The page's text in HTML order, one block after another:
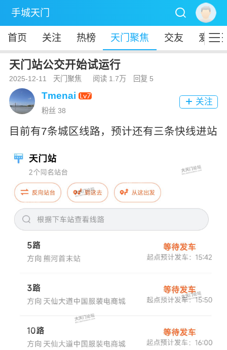
手城天门 
首页 关注 热榜 天门聚焦 交友 爱秀

天门站公交开始试运行
2025-12-11 天门聚焦 阅读 1.7万 回复 5
Tmenai
粉丝 38
 关注
目前有7条城区线路，预计还有三条快线进站